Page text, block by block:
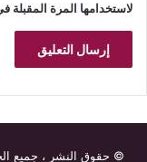
لاستخدامها المرة المقبلة
© حقوق النشر ، جميع